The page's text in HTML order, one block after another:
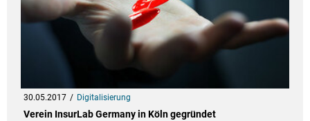
30.05.2017 Digitalisierung
Verein InsurLab Germany in Köln gegründet